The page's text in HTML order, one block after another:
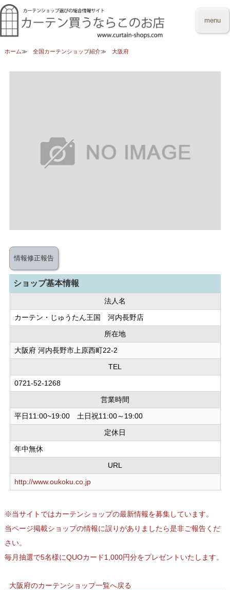
menu
ホーム 全国カーテンショップ紹介 大阪府
情報修正報告
ショップ基本情報
法人名
カーテン・じゅうたん王国 河内長野店
所在地
大阪府 河内長野市上原西町22-2
TEL
0721-52-1268
営業時間
平日11:00~19:00 土日祝11:00～19:00
定休日
年中無休
URL
http://www.oukoku.co.jp
※当サイトではカーテンショップの最新情報を募集しています。
当ページ掲載ショップの情報に誤りがありましたら是非ご報告くだ
さい。
毎月抽選で5名様にQUOカード1,000円分をプレゼントいたします。
大阪府のカーテンショップ一覧へ戻る